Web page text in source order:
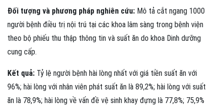
Đối tượng và phương pháp nghiên cứu: Mô tả cắt ngang 1000
người bệnh điều trị nội trú tại các khoa lâm sàng trong bệnh viện
theo bộ phiếu thu thập thông tin và suất ăn do khoa Dinh dưỡng
cung cấp.
Kết quả: Tỷ lệ người bệnh hài lòng nhất với giá tiền suất ăn với
96%; hài lòng với nhân viên phát suất ăn là 89,2%; hài lòng với suất
ăn là 78,9%; hài lòng về vấn đề vệ sinh khay đựng là 77,8%; 75,9%